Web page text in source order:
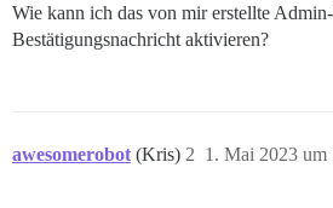
Wie kann ich das von mir erstellte
Bestätigungsnachricht aktivieren?
awesomerobot (Kris) 1. Mai 2023 um
2